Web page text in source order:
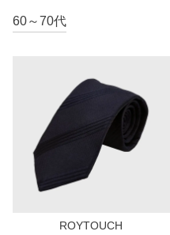
60～70代
ROYTOUCH